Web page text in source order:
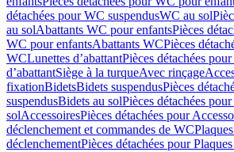
détachées pour WC suspendusWC au sol
au solAbattants WC pour enfantsPièces
WC pour enfantsAbattants WCPièces
WCLunettes d’abattantPièces détachées
d’abattantSiège à la turqueAvec rinçage
fixationBidetsBidets suspendusPièces
suspendusBidets au solPièces détachées
solAccessoiresPièces détachées pour
déclenchement et commandes de WC
déclenchementPièces détachées pour